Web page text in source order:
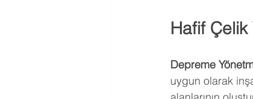
Hafif Çelik
Depreme
uygun olarak